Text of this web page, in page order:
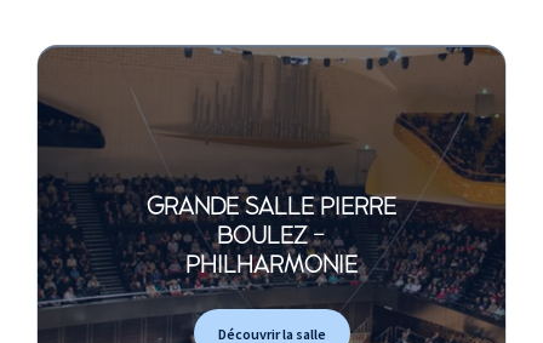
GRANDE SALLE PIERRE
BOULEZ -
PHILHARMONIE
Découvrir la salle